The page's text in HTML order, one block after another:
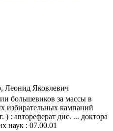
Леонид Яковлевич
большевиков за массы в
избирательных кампаний
) : автореферат дис. ... доктора
наук : 07.00.01